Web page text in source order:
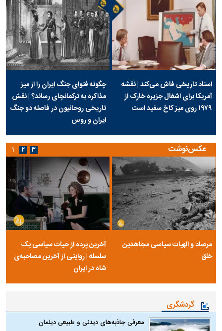
اسناد تاریخی فاش می‌کند | نقشه
آمریکا برای اشغال جزیره خارک از
۱۹۷۹ روی میز کاخ سفید است
چگونه فتوای جنگ ایران را از میز
مذاکره به ترکمانچای رساند؟ | نقش
تاریخی روحانیون در فاصله دو جنگ
ایران و روس
عکس‌نوشت
مرصاد و الهیات سیاسی مجاهدین
خلق
آخرین پرده از حیات سیاسی یک
سلسله | روایتی از آخرین مصاحبه‌ی
شاه در ایران
۱ ۲ ۳
گردشگری
معرفی جاذبه‌های دیدنی و طبیعی دیلمان